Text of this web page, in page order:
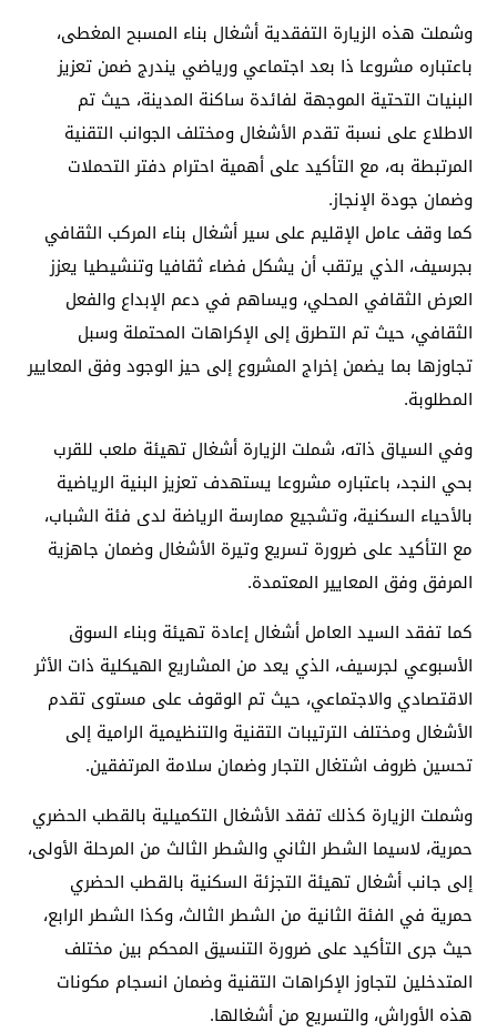
وشملت هذه الزيارة التفقدية أشغال بناء المسبح المغطى،
باعتباره مشروعا ذا بعد اجتماعي ورياضي يندرج ضمن تعزيز
البنيات التحتية الموجهة لفائدة ساكنة المدينة، حيث تم
الاطلاع على نسبة تقدم الأشغال ومختلف الجوانب التقنية
المرتبطة به، مع التأكيد على أهمية احترام دفتر التحملات
وضمان جودة الإنجاز.
كما وقف عامل الإقليم على سير أشغال بناء المركب الثقافي
بجرسيف، الذي يرتقب أن يشكل فضاء ثقافيا وتنشيطيا يعزز
العرض الثقافي المحلي، ويساهم في دعم الإبداع والفعل
الثقافي، حيث تم التطرق إلى الإكراهات المحتملة وسبل
تجاوزها بما يضمن إخراج المشروع إلى حيز الوجود وفق المعايير
المطلوبة.
وفي السياق ذاته، شملت الزيارة أشغال تهيئة ملعب للقرب
بحي النجد، باعتباره مشروعا يستهدف تعزيز البنية الرياضية
بالأحياء السكنية، وتشجيع ممارسة الرياضة لدى فئة الشباب،
مع التأكيد على ضرورة تسريع وتيرة الأشغال وضمان جاهزية
المرفق وفق المعايير المعتمدة.
كما تفقد السيد العامل أشغال إعادة تهيئة وبناء السوق
الأسبوعي لجرسيف، الذي يعد من المشاريع الهيكلية ذات الأثر
الاقتصادي والاجتماعي، حيث تم الوقوف على مستوى تقدم
الأشغال ومختلف الترتيبات التقنية والتنظيمية الرامية إلى
تحسين ظروف اشتغال التجار وضمان سلامة المرتفقين.
وشملت الزيارة كذلك تفقد الأشغال التكميلية بالقطب الحضري
حمرية، لاسيما الشطر الثاني والشطر الثالث من المرحلة الأولى،
إلى جانب أشغال تهيئة التجزئة السكنية بالقطب الحضري
حمرية في الفئة الثانية من الشطر الثالث، وكذا الشطر الرابع،
حيث جرى التأكيد على ضرورة التنسيق المحكم بين مختلف
المتدخلين لتجاوز الإكراهات التقنية وضمان انسجام مكونات
هذه الأوراش، والتسريع من أشغالها.